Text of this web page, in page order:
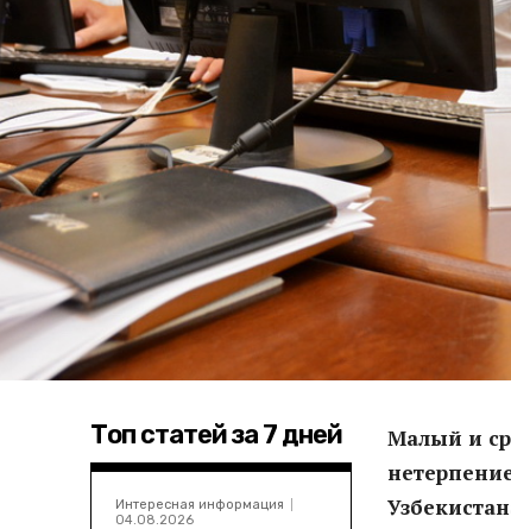
Топ статей за 7 дней
Интересная информация
04.08.2026
Малый и